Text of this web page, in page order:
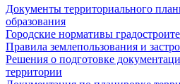
Документы территориального
образования
Городские нормативы
Правила землепользования и
Решения о подготовке
территории